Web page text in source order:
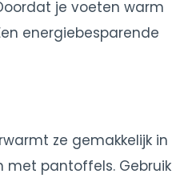
je voeten warm
energiebesparende
ze gemakkelijk in
met pantoffels. Gebruik